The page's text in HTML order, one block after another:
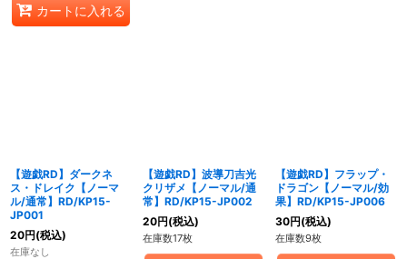
カートに入れる
【遊戯RD】ダークネ
ス・ドレイク【ノーマ
ル/通常】RD/KP15-
JP001
20円(税込)
在庫なし
【遊戯RD】波導刀吉光
クリザメ【ノーマル/通
常】RD/KP15-JP002
20円(税込)
在庫数17枚
【遊戯RD】フラップ・
ドラゴン【ノーマル/効
果】RD/KP15-JP006
30円(税込)
在庫数9枚